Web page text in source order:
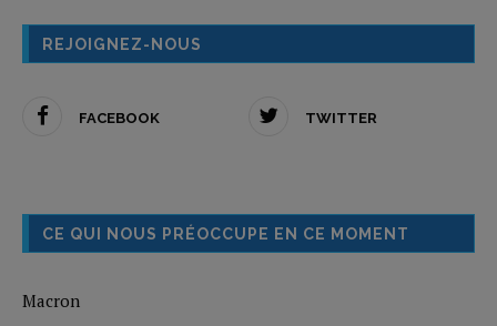
REJOIGNEZ-NOUS
FACEBOOK TWITTER
CE QUI NOUS PRÉOCCUPE EN CE MOMENT
Macron